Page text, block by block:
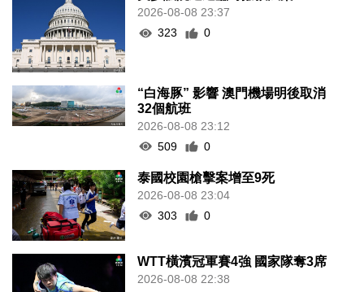
2026-08-08 23:37
323
0
“白海豚” 影響 澳門機場明後取消
32個航班
2026-08-08 23:12
509
0
泰國校園槍擊案增至9死
2026-08-08 23:04
303
0
WTT橫濱冠軍賽4強 國家隊奪3席
2026-08-08 22:38